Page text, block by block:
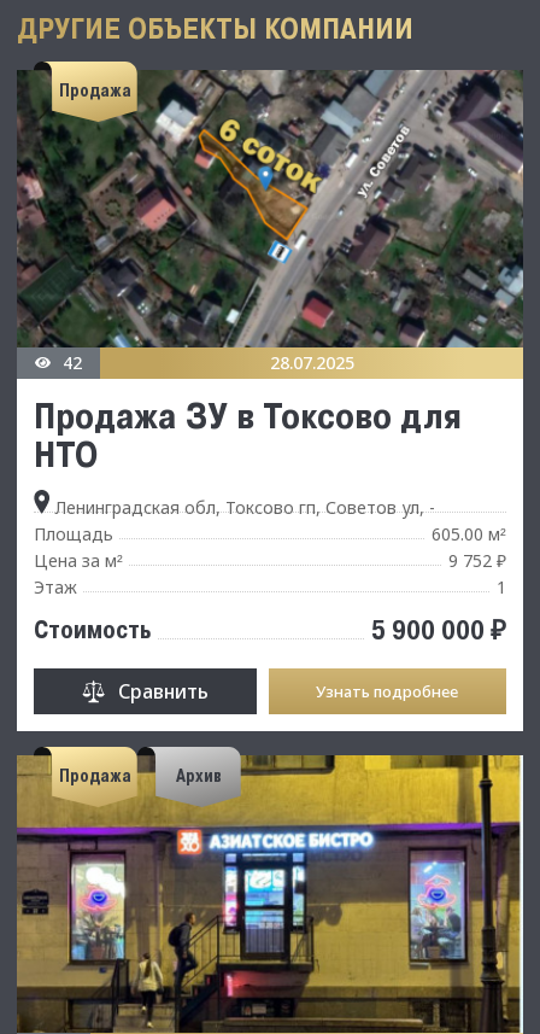
ДРУГИЕ ОБЪЕКТЫ КОМПАНИИ
Продажа
42 28.07.2025
Продажа ЗУ в Токсово для
НТО
Ленинградская обл, Токсово гп, Советов ул, -
Площадь
605.00 м²
Цена за м²
9 752 ₽
Этаж
1
Стоимость 5 900 000 ₽
Сравнить Узнать подробнее
Продажа Архив